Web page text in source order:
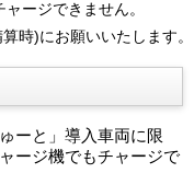
ージできません。
時)にお願いいたします。
ーと」導入車両に限
ージ機でもチャージで